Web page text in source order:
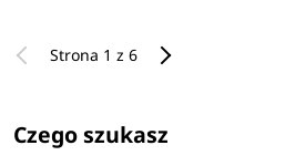
Strona 1 z 6
Czego szukasz